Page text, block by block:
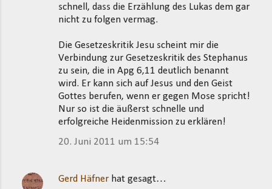
schnell, dass die Erzählung des Lukas dem gar
nicht zu folgen vermag.
Die Gesetzeskritik Jesu scheint mir die
Verbindung zur Gesetzeskritik des Stephanus
zu sein, die in Apg 6,11 deutlich benannt
wird. Er kann sich auf Jesus und den Geist
Gottes berufen, wenn er gegen Mose spricht!
Nur so ist die äußerst schnelle und
erfolgreiche Heidenmission zu erklären!
20. Juni 2011 um 15:54
Gerd Häfner hat gesagt…